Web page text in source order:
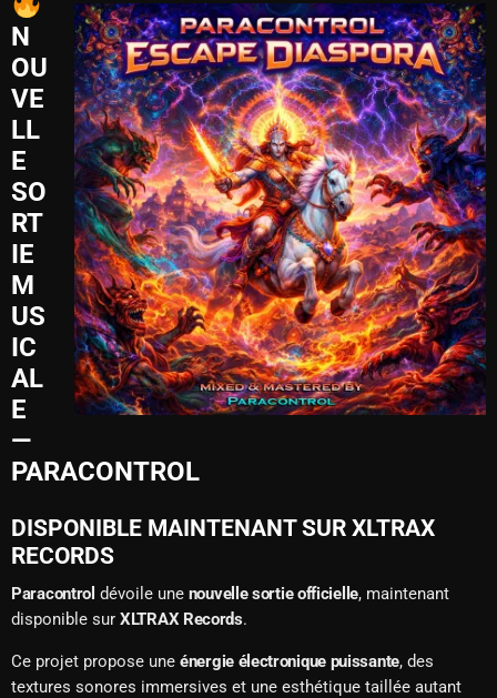
N
OU
VE
LL
E
SO
RT
IE
M
US
IC
AL
E
—
PARACONTROL
DISPONIBLE MAINTENANT SUR XLTRAX
RECORDS
Paracontrol dévoile une nouvelle sortie officielle, maintenant
disponible sur XLTRAX Records.
Ce projet propose une énergie électronique puissante, des
textures sonores immersives et une esthétique taillée autant